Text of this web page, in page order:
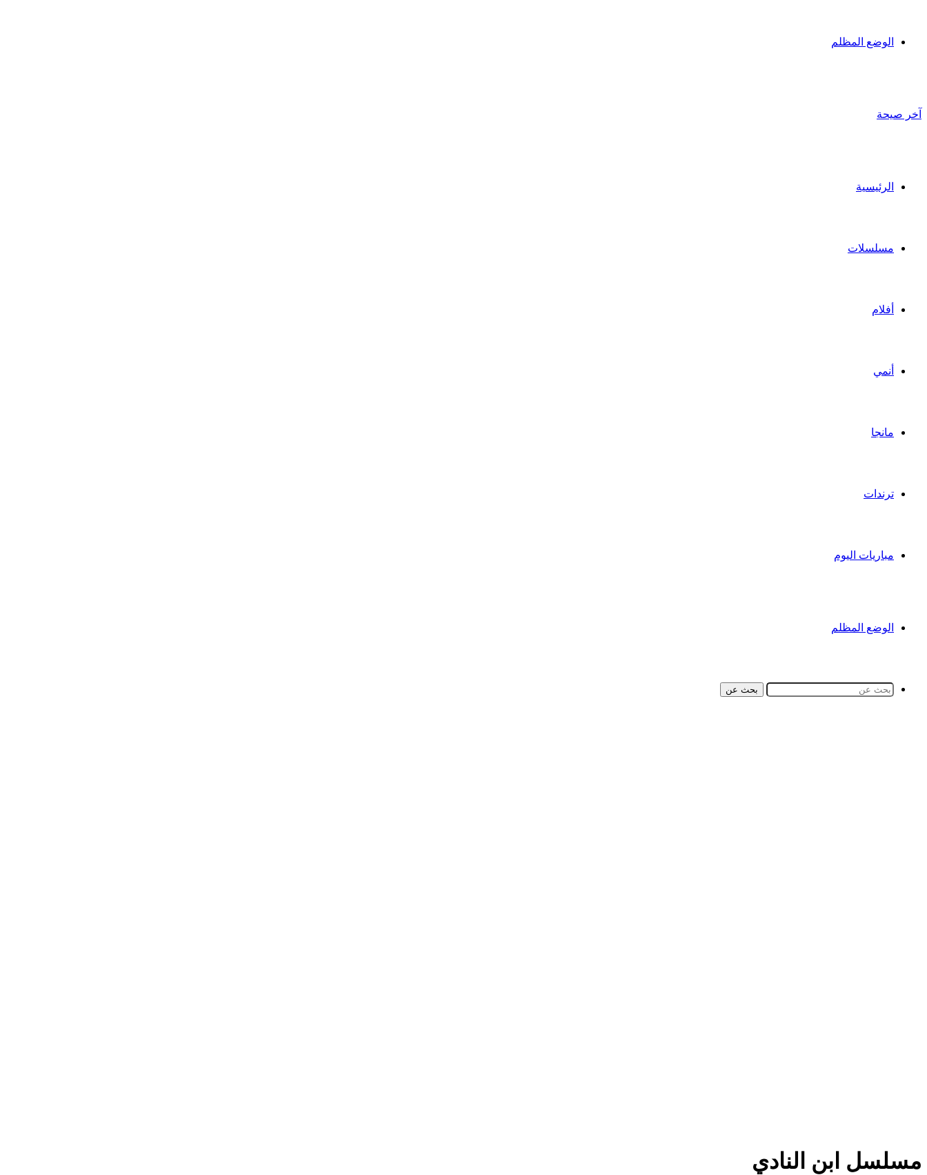
الوضع المظلم
آخر صيحة
الرئيسية
مسلسلات
أفلام
أنمي
مانجا
ترندات
مباريات اليوم
الوضع المظلم
بحث عن
مسلسل ابن النادي